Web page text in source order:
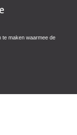
te maken waarmee de